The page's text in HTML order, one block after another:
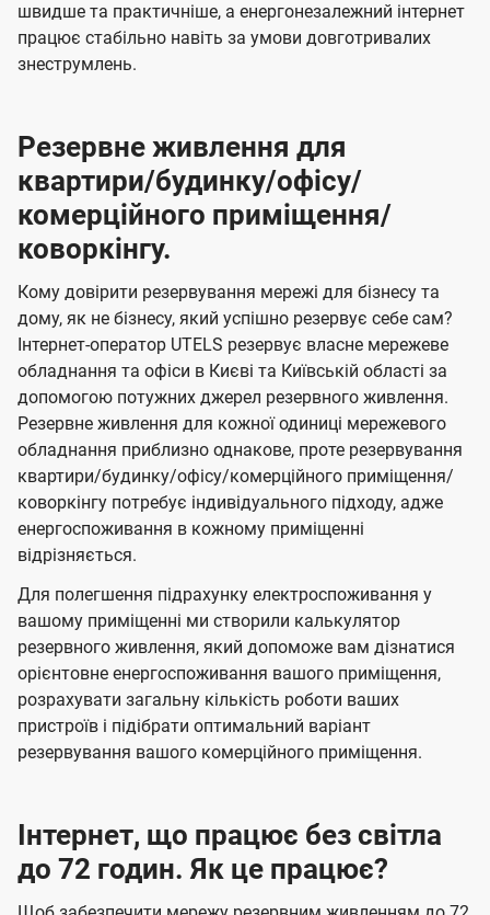
швидше та практичніше, а енергонезалежний інтернет
працює стабільно навіть за умови довготривалих
знеструмлень.
Резервне живлення для
квартири/будинку/офісу/
комерційного приміщення/
коворкінгу.
Кому довірити резервування мережі для бізнесу та
дому, як не бізнесу, який успішно резервує себе сам?
Інтернет-оператор UTELS резервує власне мережеве
обладнання та офіси в Києві та Київській області за
допомогою потужних джерел резервного живлення.
Резервне живлення для кожної одиниці мережевого
обладнання приблизно однакове, проте резервування
квартири/будинку/офісу/комерційного приміщення/
коворкінгу потребує індивідуального підходу, адже
енергоспоживання в кожному приміщенні
відрізняється.
Для полегшення підрахунку електроспоживання у
вашому приміщенні ми створили калькулятор
резервного живлення, який допоможе вам дізнатися
орієнтовне енергоспоживання вашого приміщення,
розрахувати загальну кількість роботи ваших
пристроїв і підібрати оптимальний варіант
резервування вашого комерційного приміщення.
Інтернет, що працює без світла
до 72 годин. Як це працює?